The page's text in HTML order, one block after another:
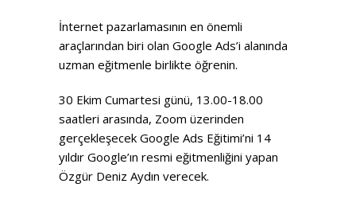
İnternet pazarlamasının en önemli
araçlarından biri olan Google Ads’i alanında
uzman eğitmenle birlikte öğrenin.
30 Ekim Cumartesi günü, 13.00-18.00
saatleri arasında, Zoom üzerinden
gerçekleşecek Google Ads Eğitimi’ni 14
yıldır Google’ın resmi eğitmenliğini yapan
Özgür Deniz Aydın verecek.